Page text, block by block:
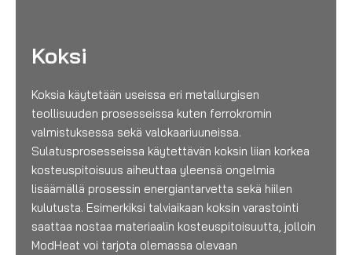
Koksi
Koksia käytetään useissa eri metallurgisen
teollisuuden prosesseissa kuten ferrokromin
valmistuksessa sekä valokaariuuneissa.
Sulatusprosesseissa käytettävän koksin liian korkea
kosteuspitoisuus aiheuttaa yleensä ongelmia
lisäämällä prosessin energiantarvetta sekä hiilen
kulutusta. Esimerkiksi talviaikaan koksin varastointi
saattaa nostaa materiaalin kosteuspitoisuutta, jolloin
ModHeat voi tarjota olemassa olevaan